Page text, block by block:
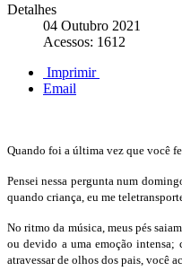
Detalhes
04 Outubro 2021
Acessos: 1612
Imprimir
Email
Quando foi a última vez que você
Pensei nessa pergunta num
quando criança, eu me
No ritmo da música, meus pés
ou devido a uma emoção intensa;
atravessar de olhos dos pais, você